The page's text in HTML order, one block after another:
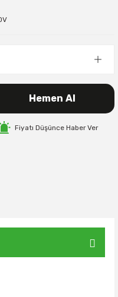
Hemen Al
Fiyatı Düşünce Haber Ver